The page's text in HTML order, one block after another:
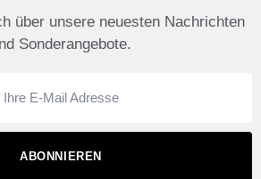
über unsere neuesten Nachrichten
Sonderangebote.
ABONNIEREN